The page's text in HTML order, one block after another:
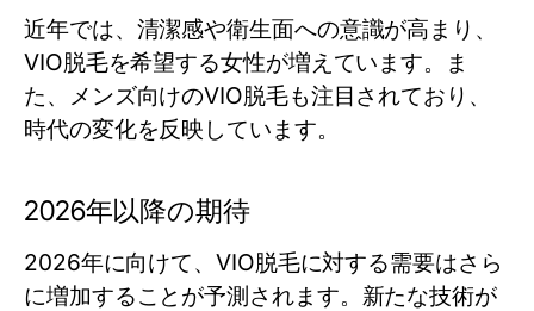
近年では、清潔感や衛生面への意識が高まり、
VIO脱毛を希望する女性が増えています。ま
た、メンズ向けのVIO脱毛も注目されており、
時代の変化を反映しています。
2026年以降の期待
2026年に向けて、VIO脱毛に対する需要はさら
に増加することが予測されます。新たな技術が